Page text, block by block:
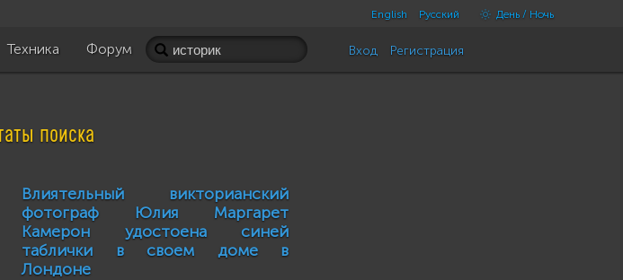
English Русский День / Ночь
Техника Форум Вход Регистрация
поиска
Влиятельный викторианский
фотограф Юлия Маргарет
Камерон удостоена синей
таблички в своем доме в
Лондоне